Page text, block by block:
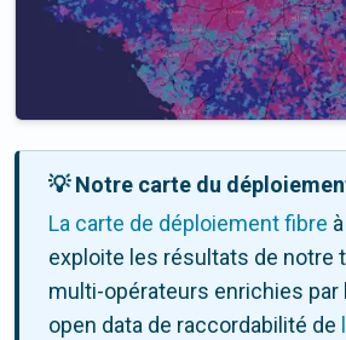
💡 Notre carte du
La carte de déploiement fibre
exploite les résultats de notre
multi-opérateurs enrichies par
open data de raccordabilité de